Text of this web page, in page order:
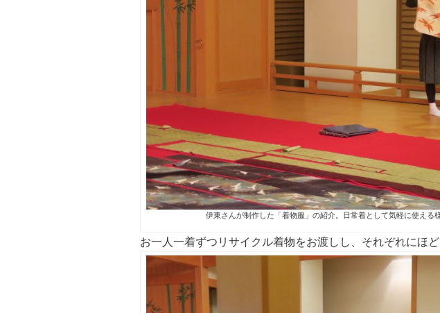
伊東さんが制作した「着物服」の紹介。日常着として気軽に使える
お一人一着ずつリサイクル着物をお渡しし、それぞれにほ